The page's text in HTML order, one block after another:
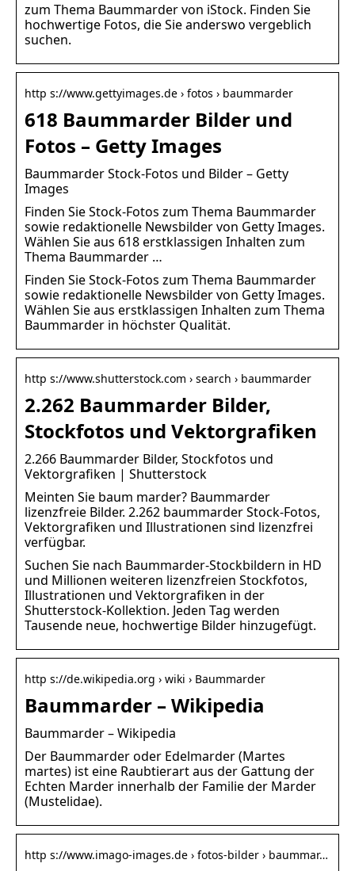
zum Thema Baummarder von iStock. Finden Sie
hochwertige Fotos, die Sie anderswo vergeblich
suchen.
http s://www.gettyimages.de › fotos › baummarder
618 Baummarder Bilder und
Fotos – Getty Images
Baummarder Stock-Fotos und Bilder – Getty
Images
Finden Sie Stock-Fotos zum Thema Baummarder
sowie redaktionelle Newsbilder von Getty Images.
Wählen Sie aus 618 erstklassigen Inhalten zum
Thema Baummarder …
Finden Sie Stock-Fotos zum Thema Baummarder
sowie redaktionelle Newsbilder von Getty Images.
Wählen Sie aus erstklassigen Inhalten zum Thema
Baummarder in höchster Qualität.
http s://www.shutterstock.com › search › baummarder
2.262 Baummarder Bilder,
Stockfotos und Vektorgrafiken
2.266 Baummarder Bilder, Stockfotos und
Vektorgrafiken | Shutterstock
Meinten Sie baum marder? Baummarder
lizenzfreie Bilder. 2.262 baummarder Stock-Fotos,
Vektorgrafiken und Illustrationen sind lizenzfrei
verfügbar.
Suchen Sie nach Baummarder-Stockbildern in HD
und Millionen weiteren lizenzfreien Stockfotos,
Illustrationen und Vektorgrafiken in der
Shutterstock-Kollektion. Jeden Tag werden
Tausende neue, hochwertige Bilder hinzugefügt.
http s://de.wikipedia.org › wiki › Baummarder
Baummarder – Wikipedia
Baummarder – Wikipedia
Der Baummarder oder Edelmarder (Martes
martes) ist eine Raubtierart aus der Gattung der
Echten Marder innerhalb der Familie der Marder
(Mustelidae).
http s://www.imago-images.de › fotos-bilder › baummar…